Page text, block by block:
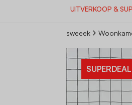
UITVERKOOP &
sweeek
SUPERDEAL